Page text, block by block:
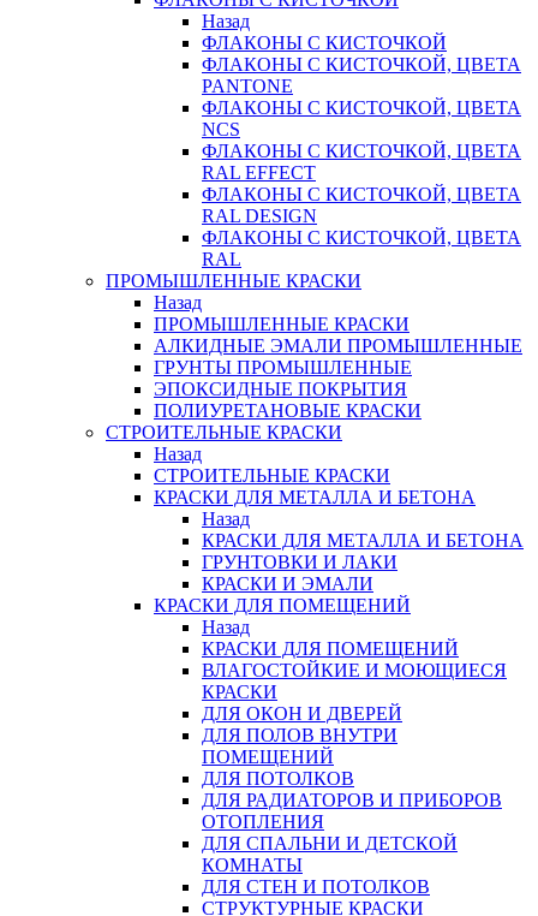
Назад
ФЛАКОНЫ С КИСТОЧКОЙ
ФЛАКОНЫ С КИСТОЧКОЙ, ЦВЕТА
PANTONE
ФЛАКОНЫ С КИСТОЧКОЙ, ЦВЕТА
NCS
ФЛАКОНЫ С КИСТОЧКОЙ, ЦВЕТА
RAL EFFECT
ФЛАКОНЫ С КИСТОЧКОЙ, ЦВЕТА
RAL DESIGN
ФЛАКОНЫ С КИСТОЧКОЙ, ЦВЕТА
RAL
ПРОМЫШЛЕННЫЕ КРАСКИ
Назад
ПРОМЫШЛЕННЫЕ КРАСКИ
АЛКИДНЫЕ ЭМАЛИ ПРОМЫШЛЕННЫЕ
ГРУНТЫ ПРОМЫШЛЕННЫЕ
ЭПОКСИДНЫЕ ПОКРЫТИЯ
ПОЛИУРЕТАНОВЫЕ КРАСКИ
СТРОИТЕЛЬНЫЕ КРАСКИ
Назад
СТРОИТЕЛЬНЫЕ КРАСКИ
КРАСКИ ДЛЯ МЕТАЛЛА И БЕТОНА
Назад
КРАСКИ ДЛЯ МЕТАЛЛА И БЕТОНА
ГРУНТОВКИ И ЛАКИ
КРАСКИ И ЭМАЛИ
КРАСКИ ДЛЯ ПОМЕЩЕНИЙ
Назад
КРАСКИ ДЛЯ ПОМЕЩЕНИЙ
ВЛАГОСТОЙКИЕ И МОЮЩИЕСЯ
КРАСКИ
ДЛЯ ОКОН И ДВЕРЕЙ
ДЛЯ ПОЛОВ ВНУТРИ
ПОМЕЩЕНИЙ
ДЛЯ ПОТОЛКОВ
ДЛЯ РАДИАТОРОВ И ПРИБОРОВ
ОТОПЛЕНИЯ
ДЛЯ СПАЛЬНИ И ДЕТСКОЙ
КОМНАТЫ
ДЛЯ СТЕН И ПОТОЛКОВ
СТРУКТУРНЫЕ КРАСКИ